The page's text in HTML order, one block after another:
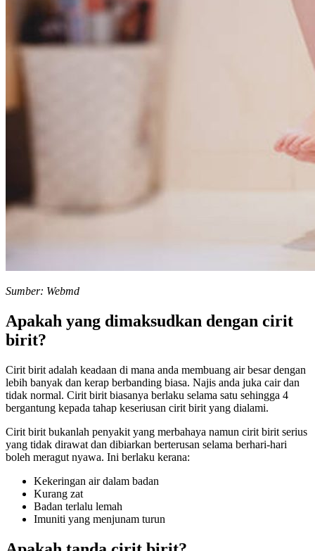
Sumber: Webmd
Apakah yang dimaksudkan dengan cirit
birit?
Cirit birit adalah keadaan di mana anda membuang air besar dengan
lebih banyak dan kerap berbanding biasa. Najis anda juka cair dan
tidak normal. Cirit birit biasanya berlaku selama satu sehingga 4
bergantung kepada tahap keseriusan cirit birit yang dialami.
Cirit birit bukanlah penyakit yang merbahaya namun cirit birit serius
yang tidak dirawat dan dibiarkan berterusan selama berhari-hari
boleh meragut nyawa. Ini berlaku kerana:
Kekeringan air dalam badan
Kurang zat
Badan terlalu lemah
Imuniti yang menjunam turun